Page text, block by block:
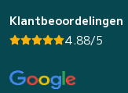
Klantbeoordelingen
4.88/5